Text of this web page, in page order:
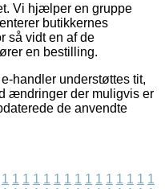
Vi hjælper en gruppe
butikkernes
så vidt en af de
en bestilling.
handler understøttes tit,
ændringer der muligvis er
de anvendte
1 1 1 1 1 1 1 1 1 1 1 1 1 1 1